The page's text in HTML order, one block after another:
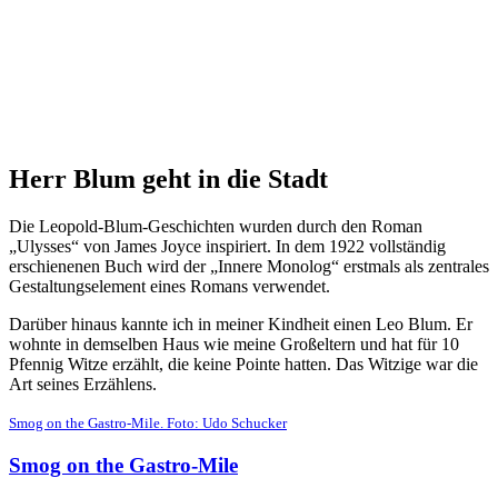
Herr Blum geht in die Stadt
Die Leopold-Blum-Geschichten wurden durch den Roman
„Ulysses“ von James Joyce inspiriert. In dem 1922 vollständig
erschienenen Buch wird der „Innere Monolog“ erstmals als zentrales
Gestaltungselement eines Romans verwendet.
Darüber hinaus kannte ich in meiner Kindheit einen Leo Blum. Er
wohnte in demselben Haus wie meine Großeltern und hat für 10
Pfennig Witze erzählt, die keine Pointe hatten. Das Witzige war die
Art seines Erzählens.
Smog on the Gastro-Mile. Foto: Udo Schucker
Smog on the Gastro-Mile